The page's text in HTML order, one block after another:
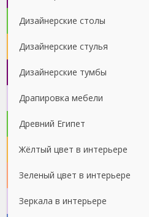
Дизайнерские столы
Дизайнерские стулья
Дизайнерские тумбы
Драпировка мебели
Древний Египет
Жёлтый цвет в интерьере
Зеленый цвет в интерьере
Зеркала в интерьере